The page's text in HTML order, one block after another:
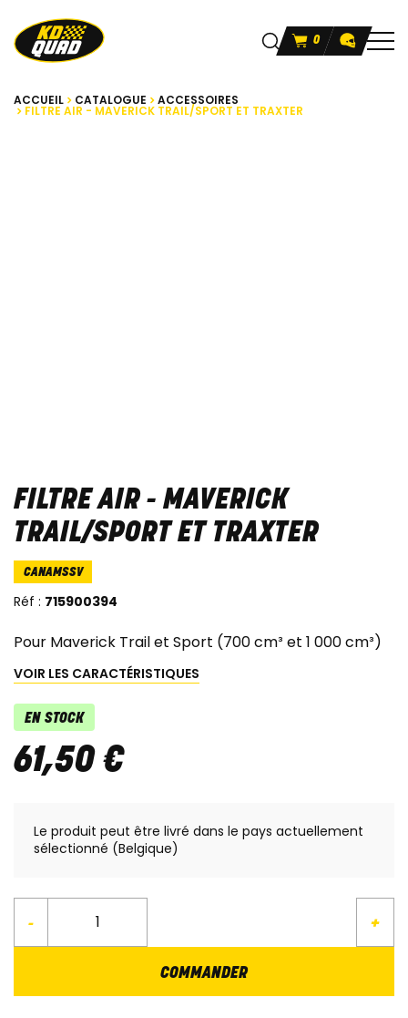
0
ACCUEIL CATALOGUE ACCESSOIRES
FILTRE AIR - MAVERICK TRAIL/SPORT ET TRAXTER
FILTRE AIR - MAVERICK
TRAIL/SPORT ET TRAXTER
CANAMSSV
Réf : 715900394
Pour Maverick Trail et Sport (700 cm³ et 1 000 cm³)
VOIR LES CARACTÉRISTIQUES
EN STOCK
61,50€
Le produit peut être livré dans le pays actuellement
sélectionné (Belgique)
- +
COMMANDER